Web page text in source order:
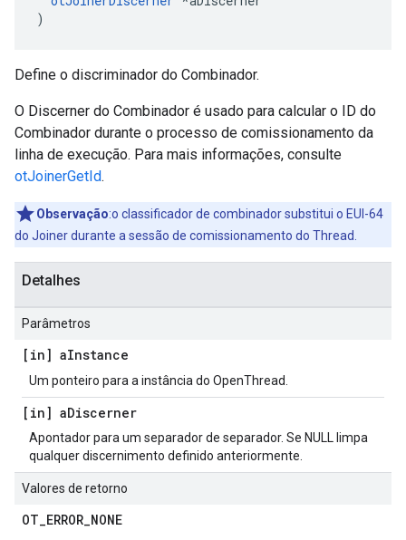
)
Define o discriminador do Combinador.
O Discerner do Combinador é usado para calcular o ID do
Combinador durante o processo de comissionamento da
linha de execução. Para mais informações, consulte
otJoinerGetId.
Observação:o classificador de combinador substitui o EUI-64
do Joiner durante a sessão de comissionamento do Thread.
Detalhes
Parâmetros
[in] aInstance
Um ponteiro para a instância do OpenThread.
[in] aDiscerner
Apontador para um separador de separador. Se NULL limpa
qualquer discernimento definido anteriormente.
Valores de retorno
OT_ERROR_NONE